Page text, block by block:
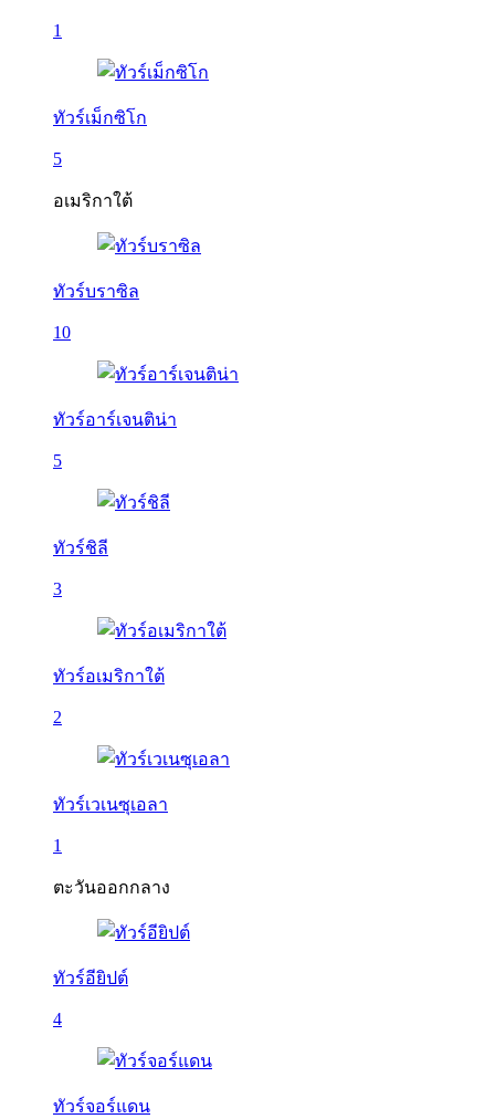
1
ทัวร์เม็กซิโก
5
อเมริกาใต้
ทัวร์บราซิล
10
ทัวร์อาร์เจนติน่า
5
ทัวร์ชิลี
3
ทัวร์อเมริกาใต้
2
ทัวร์เวเนซุเอลา
1
ตะวันออกกลาง
ทัวร์อียิปต์
4
ทัวร์จอร์แดน